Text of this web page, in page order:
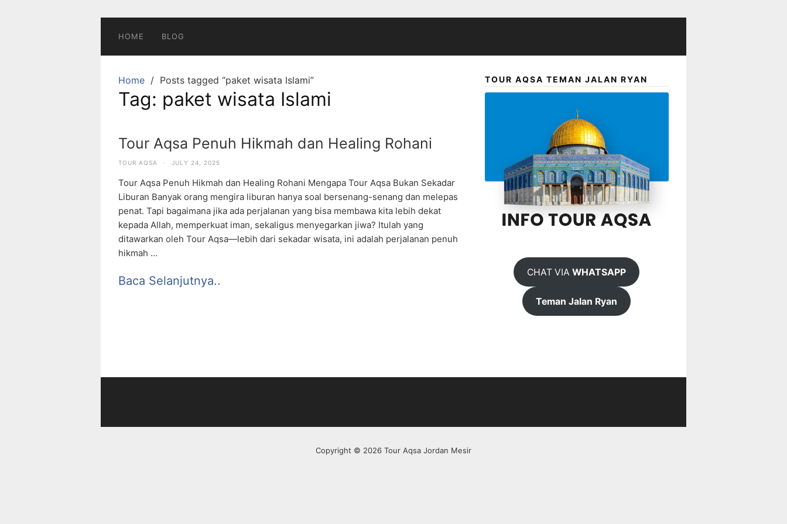
HOME BLOG
Home Posts tagged “paket wisata Islami”
Tag: paket wisata Islami
Tour Aqsa Penuh Hikmah dan Healing Rohani
TOUR AQSA · JULY 24, 2025
Tour Aqsa Penuh Hikmah dan Healing Rohani Mengapa Tour Aqsa Bukan Sekadar
Liburan Banyak orang mengira liburan hanya soal bersenang-senang dan melepas
penat. Tapi bagaimana jika ada perjalanan yang bisa membawa kita lebih dekat
kepada Allah, memperkuat iman, sekaligus menyegarkan jiwa? Itulah yang
ditawarkan oleh Tour Aqsa—lebih dari sekadar wisata, ini adalah perjalanan penuh
hikmah …
Baca Selanjutnya..
TOUR AQSA TEMAN JALAN RYAN
CHAT VIAWHATSAPP
Teman Jalan Ryan
Copyright © 2026 Tour Aqsa Jordan Mesir